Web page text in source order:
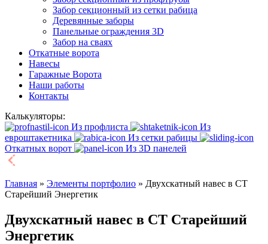
Забор секционный из сетки рабица
Деревянные заборы
Панельные ограждения 3D
Забор на сваях
Откатные ворота
Навесы
Гаражные Ворота
Наши работы
Контакты
Калькуляторы:
Из профлиста
Из
евроштакетника
Из сетки рабицы
Откатных ворот
Из 3D панелей
Главная » Элементы портфолио » Двухскатный навес в СТ
Старейший Энергетик
Двухскатный навес в СТ Старейший
Энергетик